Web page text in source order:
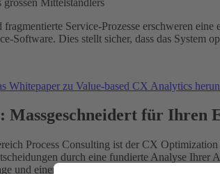
Service-Prozesse erschweren
Software. Dies stellt sicher, dass das System
Whitepaper zu Value-based CX Analytics
für Ihren
Process Consulting ist der CX
durch eine fundierte Analyse
und einen Realisierungsfahrplan mit